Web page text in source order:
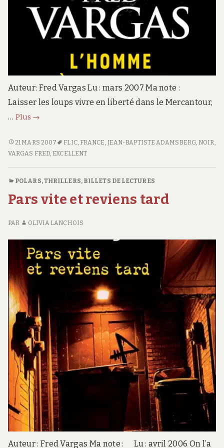
Auteur: Fred Vargas Lu : mars 2007 Ma note :
Laisser les loups vivre en liberté dans le Mercantour,
… Plus L’homme
l’envers
→
L’HOMME
À
21 MARS 2007 FLIC, FRANCE , JEAN-BAPTISTE ADAMSBERG, NOIR,
VARGAS FRED, EXCELLENT
POLARS, THRILLERS, BILLETS DE LECTURES
Pars vite et reviens tard
PAR OLIVIA LANCHOIS
Auteur : Fred Vargas Ma note : Lu : avril 2006 On l’a